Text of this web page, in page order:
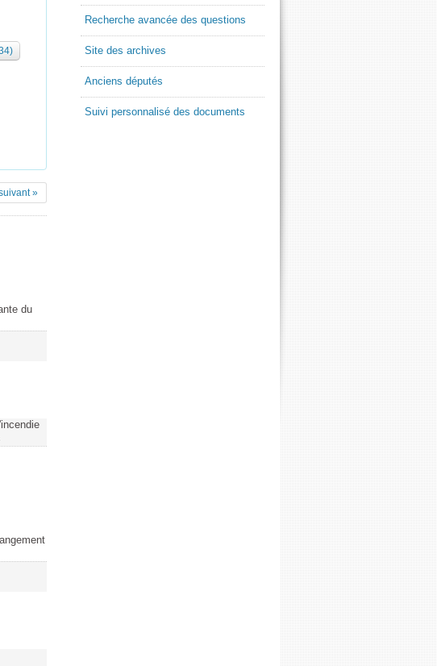
»
du
Recherche avancée des questions
Site des archives
Anciens députés
Suivi personnalisé des documents